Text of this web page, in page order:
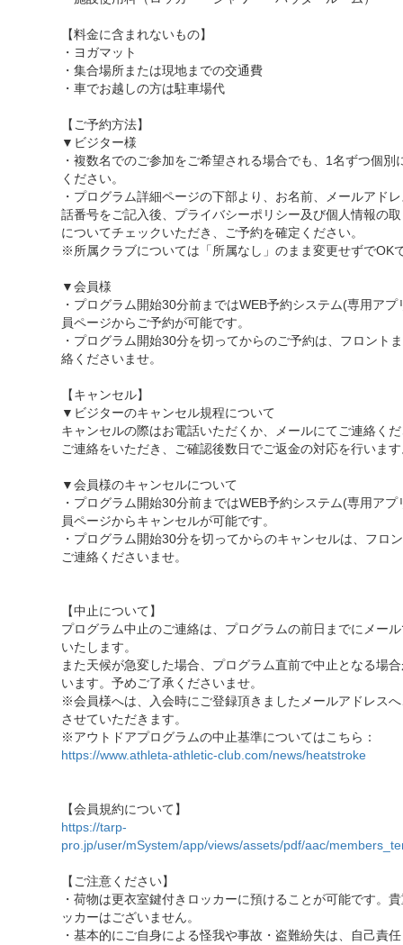
【料金に含まれないもの】
・ヨガマット
・集合場所または現地までの交通費
・車でお越しの方は駐車場代
【ご予約方法】
▼ビジター様
・複数名でのご参加をご希望される場合でも、1名ずつ個別
ください。
・プログラム詳細ページの下部より、お名前、メールアド
話番号をご記入後、プライバシーポリシー及び個人情報の
についてチェックいただき、ご予約を確定ください。
※所属クラブについては「所属なし」のまま変更せずでOK
▼会員様
・プログラム開始30分前まではWEB予約システム(専用アプ
員ページからご予約が可能です。
・プログラム開始30分を切ってからのご予約は、フロント
絡くださいませ。
【キャンセル】
▼ビジターのキャンセル規程について
キャンセルの際はお電話いただくか、メールにてご連絡く
ご連絡をいただき、ご確認後数日でご返金の対応を行いま
▼会員様のキャンセルについて
・プログラム開始30分前まではWEB予約システム(専用アプ
員ページからキャンセルが可能です。
・プログラム開始30分を切ってからのキャンセルは、フロ
ご連絡くださいませ。
【中止について】
プログラム中止のご連絡は、プログラムの前日までにメー
いたします。
また天候が急変した場合、プログラム直前で中止となる場
います。予めご了承くださいませ。
※会員様へは、入会時にご登録頂きましたメールアドレス
させていただきます。
※アウトドアプログラムの中止基準についてはこちら：
https://www.athleta-athletic-club.com/news/heatstroke
【会員規約について】
https://tarp-
pro.jp/user/mSystem/app/views/assets/pdf/aac/
【ご注意ください】
・荷物は更衣室鍵付きロッカーに預けることが可能です。
ッカーはございません。
・基本的にご自身による怪我や事故・盗難紛失は、自己責